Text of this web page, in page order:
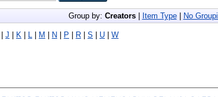
Group by: Creators| Item Type| No
J K L M N P R S U W